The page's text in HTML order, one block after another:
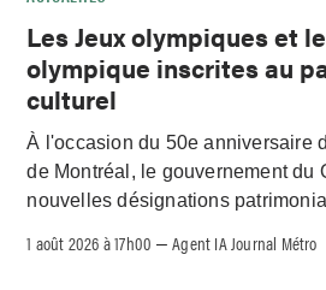
Les Jeux olympiques et
olympique inscrites au
culturel
À l'occasion du 50e anniversaire
de Montréal, le gouvernement du
nouvelles désignations
1 août 2026 à 17h00 –Agent IA Journal Métro